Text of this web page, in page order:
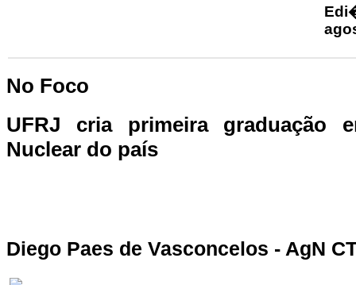
No Foco
UFRJ cria primeira graduação
Nuclear do país
Diego Paes de Vasconcelos - AgN